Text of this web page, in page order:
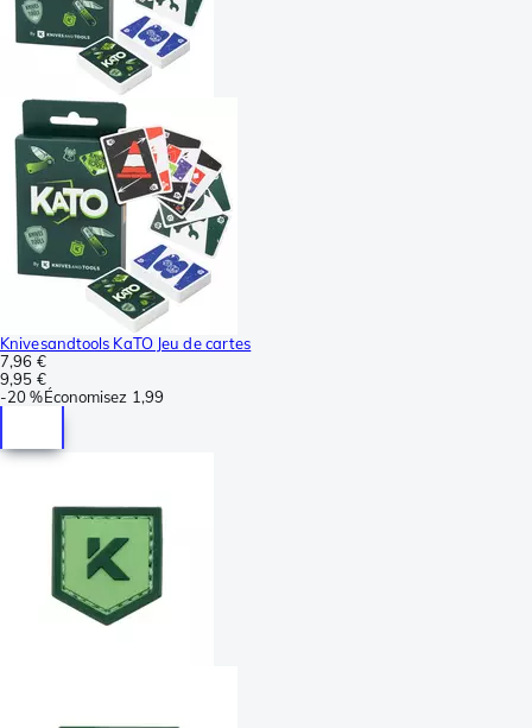
Knivesandtools KaTO Jeu de cartes
7,96 €
9,95 €
-20 %Économisez 1,99